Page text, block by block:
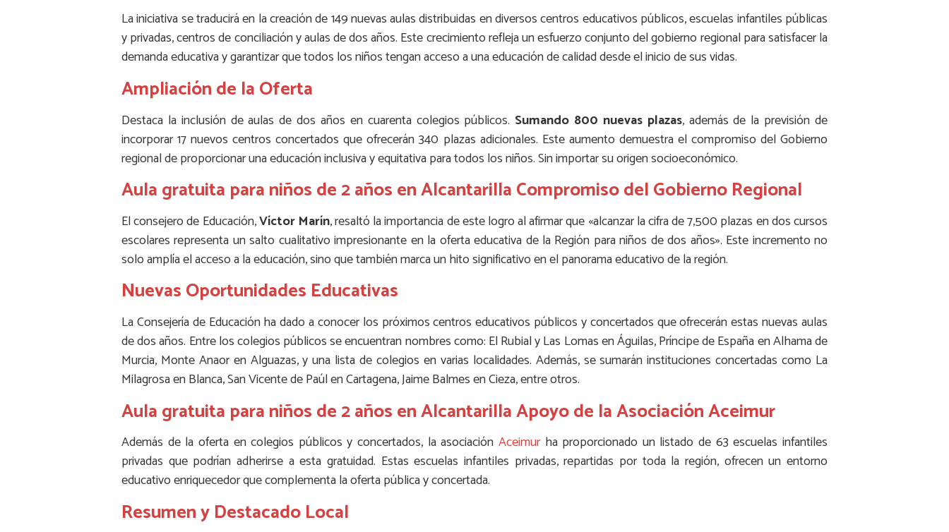
La iniciativa se traducirá en la creación de 149 nuevas aulas distribuidas en diversos centros educativos públicos, escuelas infantiles públicas
y privadas, centros de conciliación y aulas de dos años. Este crecimiento refleja un esfuerzo conjunto del gobierno regional para satisfacer la
demanda educativa y garantizar que todos los niños tengan acceso a una educación de calidad desde el inicio de sus vidas.
Ampliación de la Oferta
Destaca la inclusión de aulas de dos años en cuarenta colegios públicos. Sumando 800 nuevas plazas, además de la previsión de
incorporar 17 nuevos centros concertados que ofrecerán 340 plazas adicionales. Este aumento demuestra el compromiso del Gobierno
regional de proporcionar una educación inclusiva y equitativa para todos los niños. Sin importar su origen socioeconómico.
Aula gratuita para niños de 2 años en Alcantarilla Compromiso del Gobierno Regional
El consejero de Educación,Víctor Marín, resaltó la importancia de este logro al afirmar que «alcanzar la cifra de 7,500 plazas en dos cursos
escolares representa un salto cualitativo impresionante en la oferta educativa de la Región para niños de dos años». Este incremento no
solo amplía el acceso a la educación, sino que también marca un hito significativo en el panorama educativo de la región.
Nuevas Oportunidades Educativas
La Consejería de Educación ha dado a conocer los próximos centros educativos públicos y concertados que ofrecerán estas nuevas aulas
de dos años. Entre los colegios públicos se encuentran nombres como: El Rubial y Las Lomas en Águilas, Príncipe de España en Alhama de
Murcia, Monte Anaor en Alguazas, y una lista de colegios en varias localidades. Además, se sumarán instituciones concertadas como La
Milagrosa en Blanca, San Vicente de Paúl en Cartagena, Jaime Balmes en Cieza, entre otros.
Aula gratuita para niños de 2 años en Alcantarilla Apoyo de la Asociación Aceimur
Además de la oferta en colegios públicos y concertados, la asociación Aceimurha proporcionado un listado de 63 escuelas infantiles
privadas que podrían adherirse a esta gratuidad. Estas escuelas infantiles privadas, repartidas por toda la región, ofrecen un entorno
educativo enriquecedor que complementa la oferta pública y concertada.
Resumen y Destacado Local